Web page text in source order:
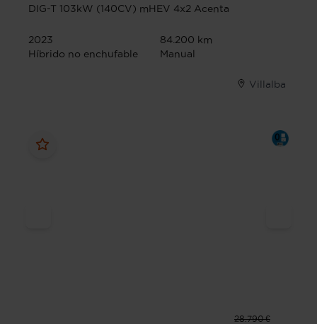
DIG-T 103kW (140CV) mHEV 4x2 Acenta
2023
84.200 km
Híbrido no enchufable
Manual
Villalba
28.790 €